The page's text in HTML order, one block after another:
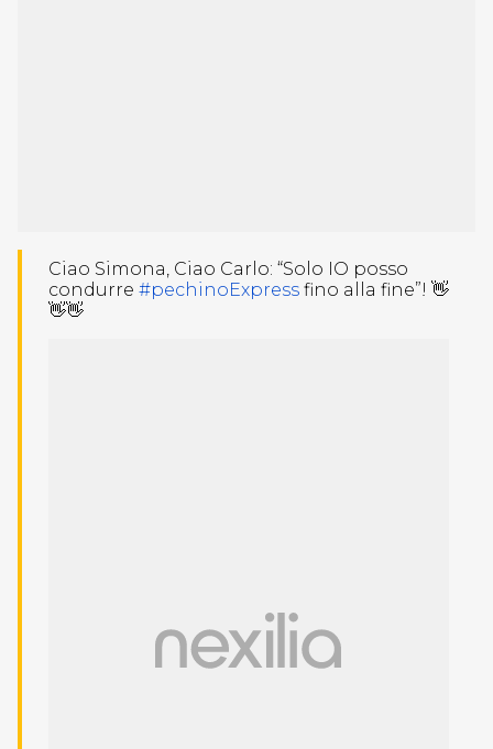
Ciao Simona, Ciao Carlo: “Solo IO posso
condurre #pechinoExpress fino alla fine”! 👋
👋👋